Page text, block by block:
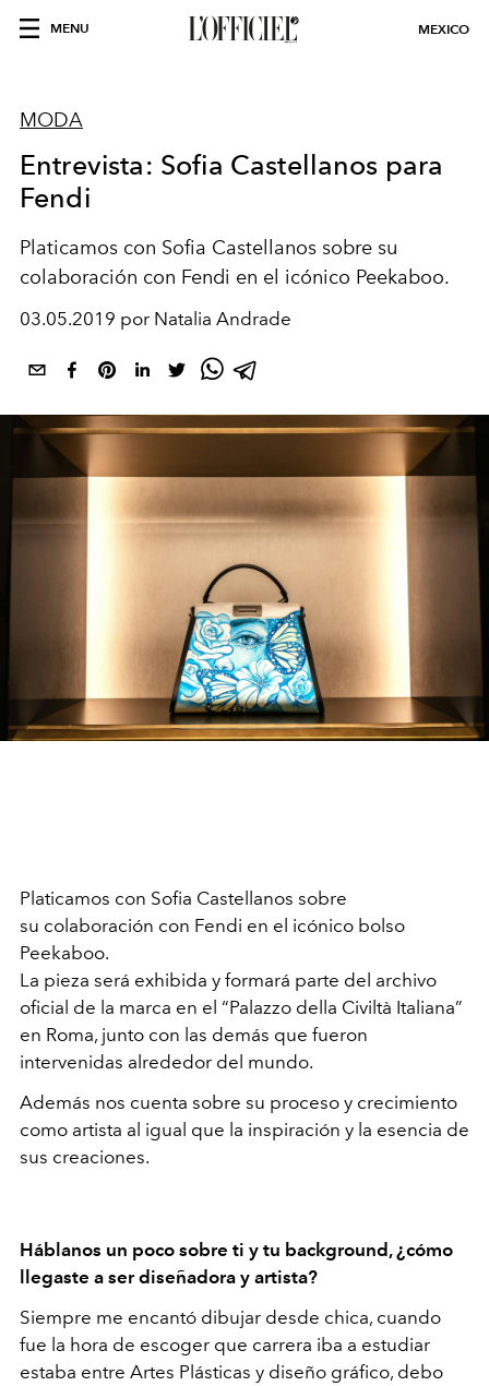
MENU MEXICO
MODA
Entrevista: Sofia Castellanos para
Fendi
Platicamos con Sofia Castellanos sobre su
colaboración con Fendi en el icónico Peekaboo.
03.05.2019 por Natalia Andrade
Platicamos con Sofia Castellanos sobre
su colaboración con Fendi en el icónico bolso
Peekaboo.
La pieza será exhibida y formará parte del archivo
oficial de la marca en el “Palazzo della Civiltà Italiana”
en Roma, junto con las demás que fueron
intervenidas alrededor del mundo.
Además nos cuenta sobre su proceso y crecimiento
como artista al igual que la inspiración y la esencia de
sus creaciones.
Háblanos un poco sobre ti y tu background, ¿cómo
llegaste a ser diseñadora y artista?
Siempre me encantó dibujar desde chica, cuando
fue la hora de escoger que carrera iba a estudiar
estaba entre Artes Plásticas y diseño gráfico, debo